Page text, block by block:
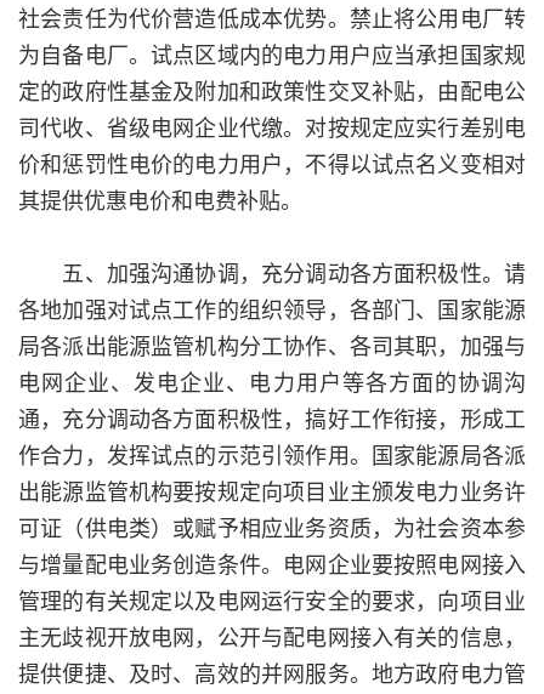
社会责任为代价营造低成本优势。禁止将公用电厂转
为自备电厂。试点区域内的电力用户应当承担国家规
定的政府性基金及附加和政策性交叉补贴，由配电公
司代收、省级电网企业代缴。对按规定应实行差别电
价和惩罚性电价的电力用户，不得以试点名义变相对
其提供优惠电价和电费补贴。
五、加强沟通协调，充分调动各方面积极性。请
各地加强对试点工作的组织领导，各部门、国家能源
局各派出能源监管机构分工协作、各司其职，加强与
电网企业、发电企业、电力用户等各方面的协调沟
通，充分调动各方面积极性，搞好工作衔接，形成工
作合力，发挥试点的示范引领作用。国家能源局各派
出能源监管机构要按规定向项目业主颁发电力业务许
可证（供电类）或赋予相应业务资质，为社会资本参
与增量配电业务创造条件。电网企业要按照电网接入
管理的有关规定以及电网运行安全的要求，向项目业
主无歧视开放电网，公开与配电网接入有关的信息，
提供便捷、及时、高效的并网服务。地方政府电力管